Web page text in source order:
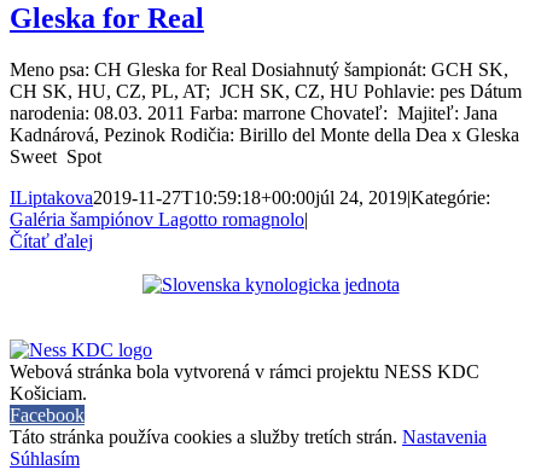
Gleska for Real
Meno psa: CH Gleska for Real Dosiahnutý šampionát: GCH SK,
CH SK, HU, CZ, PL, AT; JCH SK, CZ, HU Pohlavie: pes Dátum
narodenia: 08.03. 2011 Farba: marrone Chovateľ: Majiteľ: Jana
Kadnárová, Pezinok Rodičia: Birillo del Monte della Dea x Gleska
Sweet Spot
ILiptakova2019-11-27T10:59:18+00:00júl 24, 2019|Kategórie:
Galéria šampiónov Lagotto romagnolo|
Čítať ďalej
Webová stránka bola vytvorená v rámci projektu NESS KDC
Košiciam.
Facebook
Táto stránka používa cookies a služby tretích strán. Nastavenia
Súhlasím